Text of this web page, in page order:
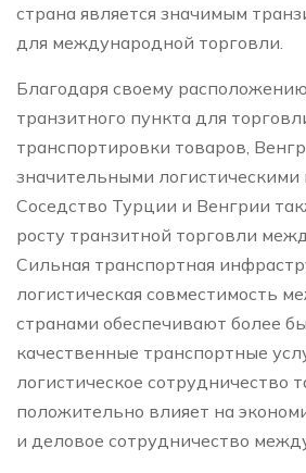
страна является значимым
для международной торговли.
Благодаря своему
транзитного пункта для
транспортировки товаров,
значительными
Соседство Турции и Венгрии
росту транзитной торговли
Сильная транспортная
логистическая совместимость
странами обеспечивают более
качественные транспортные
логистическое сотрудничество
положительно влияет на
и деловое сотрудничество